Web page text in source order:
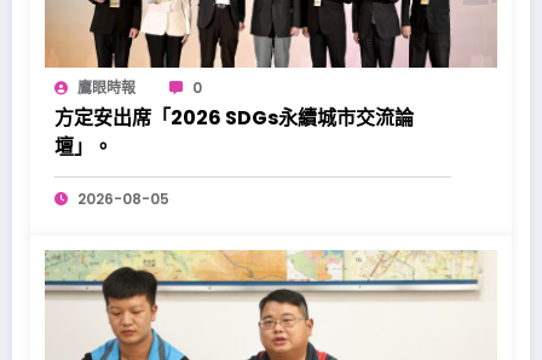
鷹眼時報 0
方定安出席「2026 SDGs永續城市交流論
壇」。
2026-08-05